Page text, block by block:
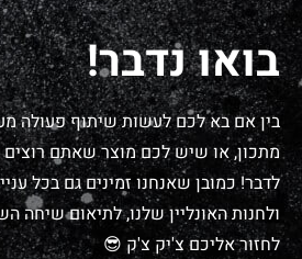
בואו נדבר!
בין אם בא לכם לעשות שיתוף פעולה
מתכון, או שיש לכם מוצר שאתם
לדבר! כמובן שאנחנו זמינים גם בכל
ולחנות האונליין שלנו, לתיאום שיחה
לחזור אליכם צ'יק צ'ק 😎